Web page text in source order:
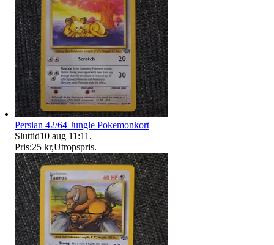
Persian 42/64 Jungle Pokemonkort
Sluttid10 aug 11:11 .
Pris:25 kr,Utropspris.